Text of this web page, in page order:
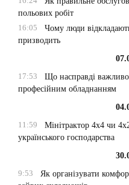
польових робіт
16:05
Чому люди
призводить
17:53
Що насправді
професійним обладнанням
11:59
Мінітрактор 4х4 чи
українського господарства
9:53
Як організувати